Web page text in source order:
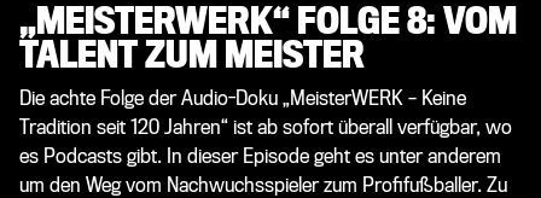
„MEISTERWERK“ FOLGE 8: VOM
TALENT ZUM MEISTER
Die achte Folge der Audio-Doku „MeisterWERK – Keine
Tradition seit 120 Jahren“ ist ab sofort überall verfügbar, wo
es Podcasts gibt. In dieser Episode geht es unter anderem
um den Weg vom Nachwuchsspieler zum Profifußballer. Zu